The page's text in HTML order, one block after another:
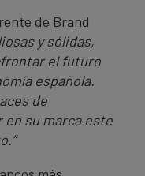
de Brand
y sólidas,
el futuro
española.
de
su marca este